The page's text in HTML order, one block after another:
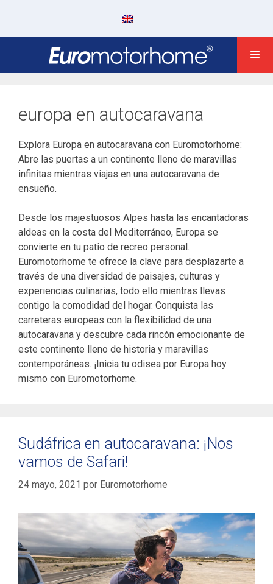
contenido
europa en autocaravana
Explora Europa en autocaravana con Euromotorhome:
Abre las puertas a un continente lleno de maravillas
infinitas mientras viajas en una autocaravana de
ensueño.
Desde los majestuosos Alpes hasta las encantadoras
aldeas en la costa del Mediterráneo, Europa se
convierte en tu patio de recreo personal.
Euromotorhome te ofrece la clave para desplazarte a
través de una diversidad de paisajes, culturas y
experiencias culinarias, todo ello mientras llevas
contigo la comodidad del hogar. Conquista las
carreteras europeas con la flexibilidad de una
autocaravana y descubre cada rincón emocionante de
este continente lleno de historia y maravillas
contemporáneas. ¡Inicia tu odisea por Europa hoy
mismo con Euromotorhome.
Sudáfrica en autocaravana: ¡Nos
vamos de Safari!
24 mayo, 2021 por Euromotorhome